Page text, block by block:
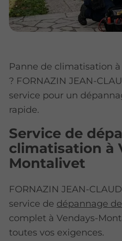
Panne de climatisation
? FORNAZIN JEAN-
service pour un
rapide.
Service de
climatisation à
Montalivet
FORNAZIN JEAN-
service de dépannage
complet à Vendays-
toutes vos exigences.